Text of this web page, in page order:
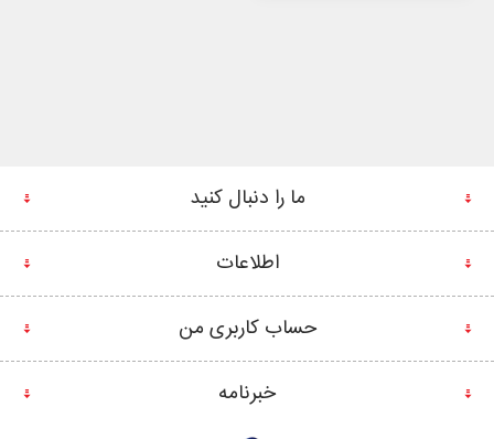
ما را دنبال کنید
اطلاعات
حساب کاربری من
خبرنامه